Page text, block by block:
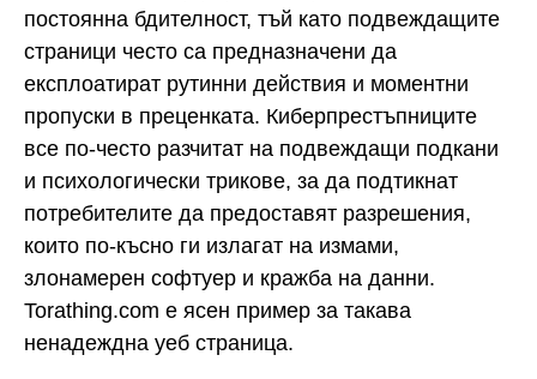
постоянна бдителност, тъй като подвеждащите
страници често са предназначени да
експлоатират рутинни действия и моментни
пропуски в преценката. Киберпрестъпниците
все по-често разчитат на подвеждащи подкани
и психологически трикове, за да подтикнат
потребителите да предоставят разрешения,
които по-късно ги излагат на измами,
злонамерен софтуер и кражба на данни.
Torathing.com е ясен пример за такава
ненадеждна уеб страница.